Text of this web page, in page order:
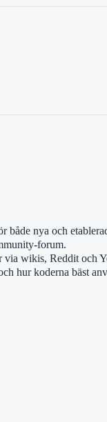
nya och
forum.
wikis, Reddit
hur koderna bäst